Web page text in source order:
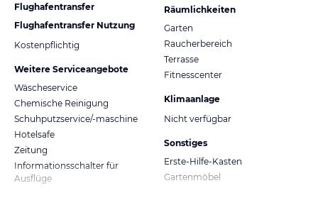
Flughafentransfer
Flughafentransfer Nutzung
Kostenpflichtig
Weitere Serviceangebote
Wäscheservice
Chemische Reinigung
Schuhputzservice/-maschine
Hotelsafe
Zeitung
Informationsschalter für
Ausflüge
Räumlichkeiten
Garten
Raucherbereich
Terrasse
Fitnesscenter
Klimaanlage
Nicht verfügbar
Sonstiges
Erste-Hilfe-Kasten
Gartenmöbel